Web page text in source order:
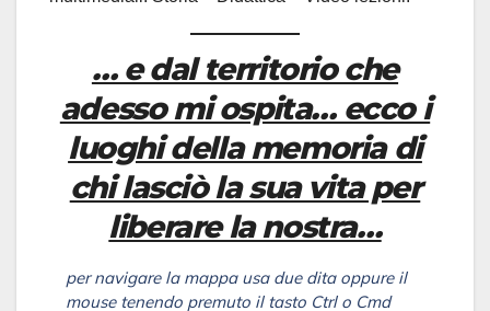
… e dal territorio che
adesso mi ospita… ecco i
luoghi della memoria di
chi lasciò la sua vita per
liberare la nostra…